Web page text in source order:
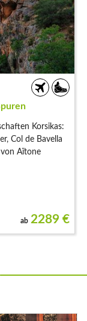
Korsikas:
Col de Bavella
Aïtone
ab 2289 €